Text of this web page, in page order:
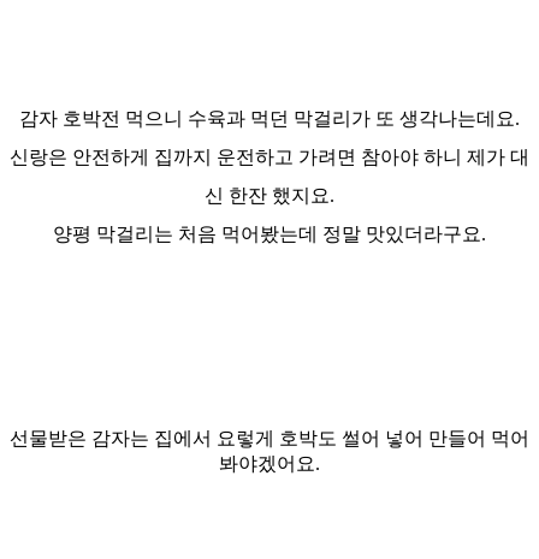
감자 호박전 먹으니 수육과 먹던 막걸리가 또 생각나는데요.
신랑은 안전하게 집까지 운전하고 가려면 참아야 하니 제가 대
신 한잔 했지요.
양평 막걸리는 처음 먹어봤는데 정말 맛있더라구요.
선물받은 감자는 집에서 요렇게 호박도 썰어 넣어 만들어 먹어
봐야겠어요.